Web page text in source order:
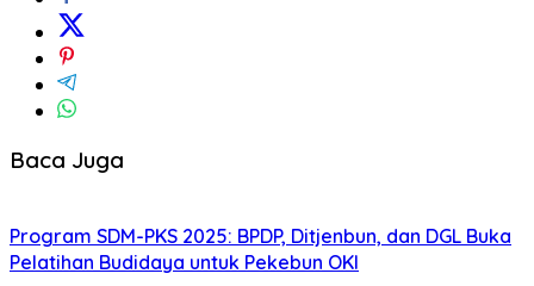
Baca Juga
Program SDM-PKS 2025: BPDP, Ditjenbun, dan DGL Buka
Pelatihan Budidaya untuk Pekebun OKI